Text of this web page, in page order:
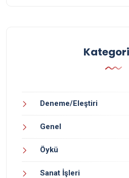
Deneme/Eleştiri
Genel
Öykü
Sanat İşleri